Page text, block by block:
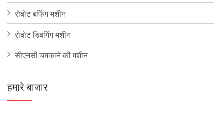
रोबोट बफिंग मशीन
रोबोट डिबगिंग मशीन
सीएनसी चमकाने की मशीन
हमारे बाजार